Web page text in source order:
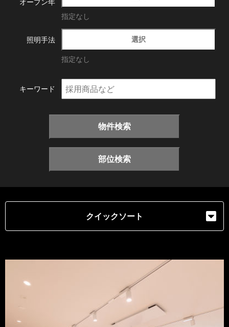
指定なし
照明手法 選択
指定なし
キーワード
物件検索
部位検索
クイックソート